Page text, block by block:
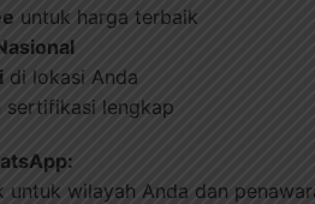
untuk harga terbaik
di lokasi Anda
sertifikasi lengkap
untuk wilayah Anda dan